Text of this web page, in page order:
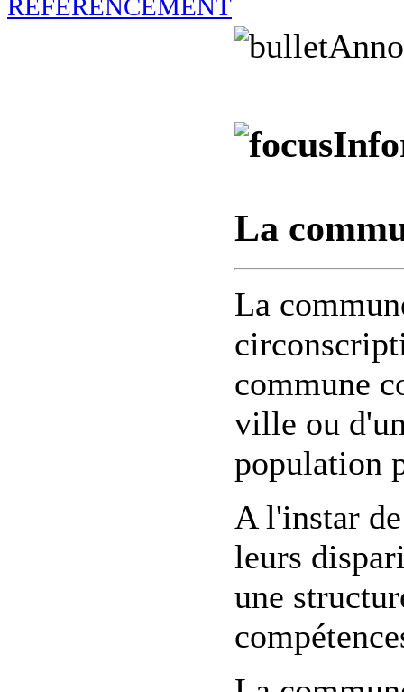
La
La
commune
ville ou
population
A l'instar
leurs
une